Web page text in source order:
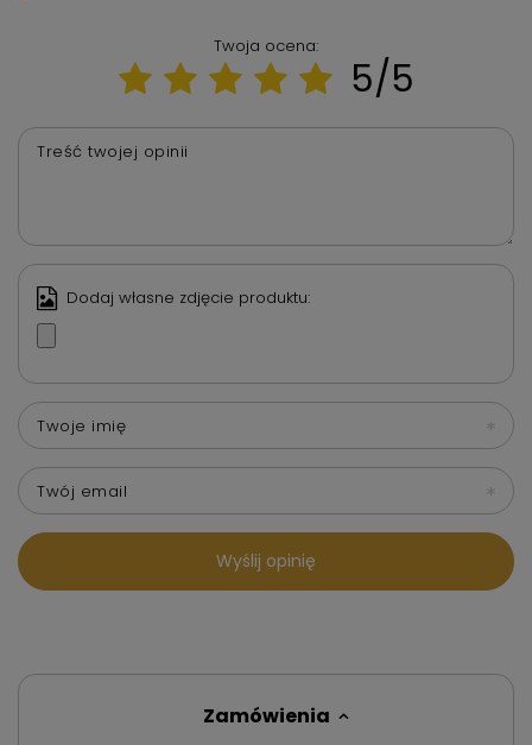
Twoja ocena:
5/5
Treść twojej opinii
Dodaj własne zdjęcie produktu:
Twoje imię
Twój email
Wyślij opinię
Zamówienia